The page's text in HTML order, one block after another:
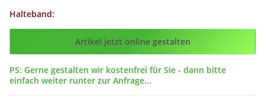
Halteband:
Config_ID
Artikel jetzt online gestalten
PS: Gerne gestalten wir kostenfrei für Sie - dann bitte
einfach weiter runter zur Anfrage...